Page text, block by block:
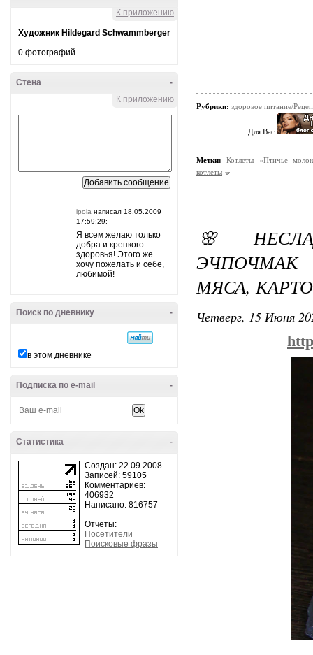
К приложению
Художник Hildegard Schwammberger
0 фотографий
-
Стена
К приложению
ipola написал 18.05.2009
17:59:29:
Я всем желаю только
добра и крепкого
здоровья! Этого же
хочу пожелать и себе,
любимой!
-
Поиск по дневнику
в этом дневнике
-
Подписка по e-mail
-
Статистика
Создан: 22.09.2008
Записей: 59105
Комментариев:
406932
Написано: 816757
Отчеты:
Посетители
Поисковые фразы
Рубрики: здоровое питание/
Для Вас
Метки:
Котлеты «Птичье
котлеты
🌸
МЯСА,
Четверг, 15 Июня